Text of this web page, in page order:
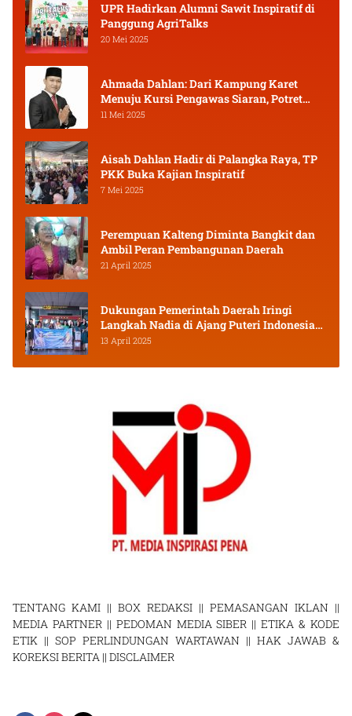
UPR Hadirkan Alumni Sawit Inspiratif di
Panggung AgriTalks
20 Mei 2025
Ahmada Dahlan: Dari Kampung Karet
Menuju Kursi Pengawas Siaran, Potret
Pejuang Muda Kalimantan Tengah
11 Mei 2025
Aisah Dahlan Hadir di Palangka Raya, TP
PKK Buka Kajian Inspiratif
7 Mei 2025
Perempuan Kalteng Diminta Bangkit dan
Ambil Peran Pembangunan Daerah
21 April 2025
Dukungan Pemerintah Daerah Iringi
Langkah Nadia di Ajang Puteri Indonesia
2025
13 April 2025
TENTANG KAMI || BOX REDAKSI || PEMASANGAN IKLAN ||
MEDIA PARTNER|| PEDOMAN MEDIA SIBER ||ETIKA & KODE
ETIK || SOP PERLINDUNGAN WARTAWAN || HAK JAWAB &
KOREKSI BERITA || DISCLAIMER